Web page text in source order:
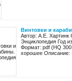
Винтовки и
Автор: А.Е. Хартинк
Энциклопедия Год
Формат: pdf (HQ
хорошее Описание: